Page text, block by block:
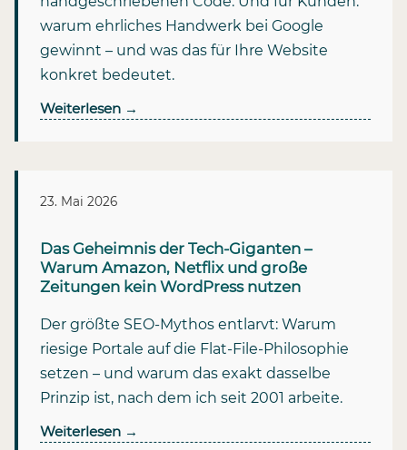
warum ehrliches Handwerk bei Google
gewinnt – und was das für Ihre Website
konkret bedeutet.
Weiterlesen →
23. Mai 2026
Das Geheimnis der Tech-Giganten –
Warum Amazon, Netflix und große
Zeitungen kein WordPress nutzen
Der größte SEO-Mythos entlarvt: Warum
riesige Portale auf die Flat-File-Philosophie
setzen – und warum das exakt dasselbe
Prinzip ist, nach dem ich seit 2001 arbeite.
Weiterlesen →